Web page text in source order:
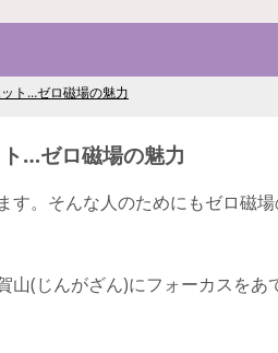
ト…ゼロ磁場の魅力
…ゼロ磁場の魅力
す。そんな人のためにもゼロ磁
(じんがざん)にフォーカスをあ